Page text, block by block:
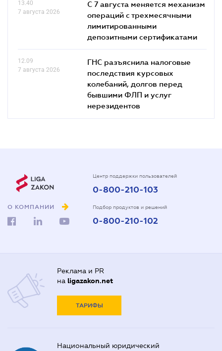
13.40
7 августа 2026
С 7 августа меняется механизм
операций с трехмесячными
лимитированными
депозитными сертификатами
12.09
7 августа 2026
ГНС разъяснила налоговые
последствия курсовых
колебаний, долгов перед
бывшими ФЛП и услуг
нерезидентов
О КОМПАНИИ
Центр поддержки пользователей
0-800-210-103
Подбор продуктов и решений
0-800-210-102
Реклама и PR
на ligazakon.net
ТАРИФЫ
Национальный юридический